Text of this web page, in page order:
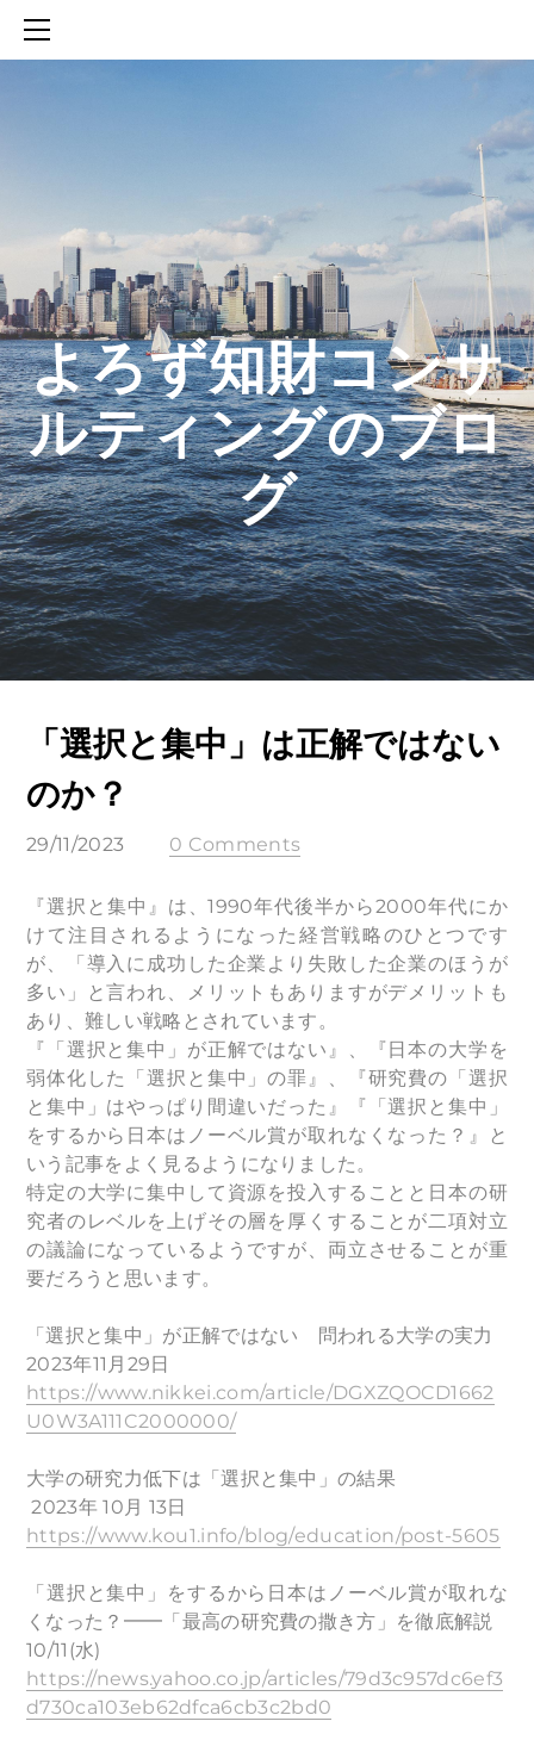
​よろず知財コンサ
ルティングのブロ
グ
「選択と集中」は正解ではない
のか？
29/11/2023 0 Comments
『選択と集中』は、1990年代後半から2000年代にか
けて注目されるようになった経営戦略のひとつです
が、「導入に成功した企業より失敗した企業のほうが
多い」と言われ、メリットもありますがデメリットも
あり、難しい戦略とされています。
『「選択と集中」が正解ではない』、『日本の大学を
弱体化した「選択と集中」の罪』、『研究費の「選択
と集中」はやっぱり間違いだった』『「選択と集中」
をするから日本はノーベル賞が取れなくなった？』と
いう記事をよく見るようになりました。
特定の大学に集中して資源を投入することと日本の研
究者のレベルを上げその層を厚くすることが二項対立
の議論になっているようですが、両立させることが重
要だろうと思います。
「選択と集中」が正解ではない 問われる大学の実力
2023年11月29日
https://www.nikkei.com/article/DGXZQOCD1662
U0W3A111C2000000/
大学の研究力低下は「選択と集中」の結果
2023年 10月 13日
https://www.kou1.info/blog/education/post-5605
「選択と集中」をするから日本はノーベル賞が取れな
くなった？━━「最高の研究費の撒き方」を徹底解説
10/11(水)
https://news.yahoo.co.jp/articles/79d3c957dc6ef3
d730ca103eb62dfca6cb3c2bd0
SERVICES
知財活動のROICへの貢献
生成AIを活用した知財戦略の策定方法
生成AIとの「壁打ち」で、新たな発明を創出する方法